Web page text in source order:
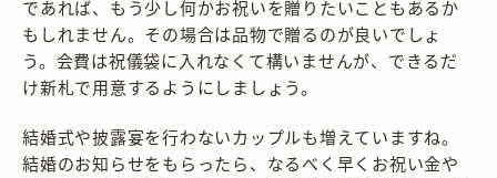
であれば、もう少し何かお祝いを贈りたいこともあるか
もしれません。その場合は品物で贈るのが良いでしょ
う。会費は祝儀袋に入れなくて構いませんが、できるだ
け新札で用意するようにしましょう。
結婚式や披露宴を行わないカップルも増えていますね。
結婚のお知らせをもらったら、なるべく早くお祝い金や